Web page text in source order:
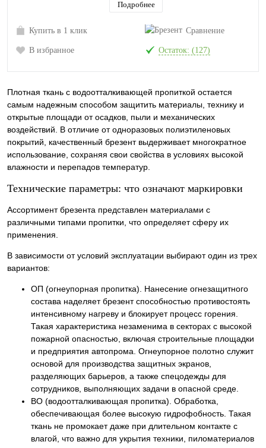
Подробнее
Купить в 1 клик Сравнение
В избранное Остаток: (127)
Плотная ткань с водоотталкивающей пропиткой остается
самым надежным способом защитить материалы, технику и
открытые площади от осадков, пыли и механических
воздействий. В отличие от одноразовых полиэтиленовых
покрытий, качественный брезент выдерживает многократное
использование, сохраняя свои свойства в условиях высокой
влажности и перепадов температур.
Технические параметры: что означают маркировки
Ассортимент брезента представлен материалами с
различными типами пропитки, что определяет сферу их
применения.
В зависимости от условий эксплуатации выбирают один из трех
вариантов:
ОП (огнеупорная пропитка). Нанесение огнезащитного
состава наделяет брезент способностью противостоять
интенсивному нагреву и блокирует процесс горения.
Такая характеристика незаменима в секторах с высокой
пожарной опасностью, включая строительные площадки
и предприятия автопрома. Огнеупорное полотно служит
основой для производства защитных экранов,
разделяющих барьеров, а также спецодежды для
сотрудников, выполняющих задачи в опасной среде.
ВО (водоотталкивающая пропитка). Обработка,
обеспечивающая более высокую гидрофобность. Такая
ткань не промокает даже при длительном контакте с
влагой, что важно для укрытия техники, пиломатериалов